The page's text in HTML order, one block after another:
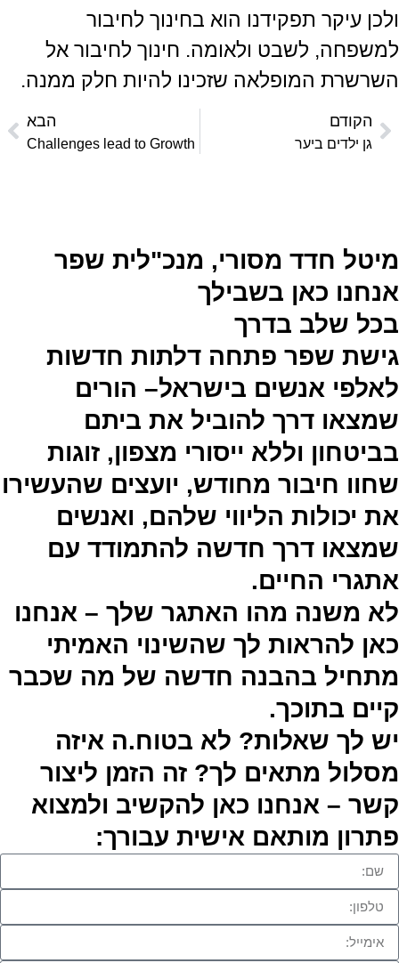
ולכן עיקר תפקידנו הוא בחינוך לחיבור
למשפחה, לשבט ולאומה. חינוך לחיבור אל
השרשרת המופלאה שזכינו להיות חלק ממנה.
הקודם
גן ילדים ביער
הבא
Challenges lead to Growth
מיטל חדד מסורי, מנכ"לית שפר
אנחנו כאן בשבילך
בכל שלב בדרך
גישת שפר פתחה דלתות חדשות
לאלפי אנשים בישראל– הורים
שמצאו דרך להוביל את ביתם
בביטחון וללא ייסורי מצפון, זוגות
שחוו חיבור מחודש, יועצים שהעשירו
את יכולות הליווי שלהם, ואנשים
שמצאו דרך חדשה להתמודד עם
אתגרי החיים.
לא משנה מהו האתגר שלך – אנחנו
כאן להראות לך שהשינוי האמיתי
מתחיל בהבנה חדשה של מה שכבר
קיים בתוכך.
יש לך שאלות? לא בטוח.ה איזה
מסלול מתאים לך? זה הזמן ליצור
קשר – אנחנו כאן להקשיב ולמצוא
פתרון מותאם אישית עבורך: